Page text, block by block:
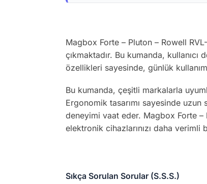
Magbox Forte – Pluton – Rowell
çıkmaktadır. Bu kumanda,
özellikleri sayesinde, günlük
Bu kumanda, çeşitli markalarla
Ergonomik tasarımı sayesinde uzun
deneyimi vaat eder. Magbox Forte –
elektronik cihazlarınızı daha
Sıkça Sorulan Sorular (S.S.S.)